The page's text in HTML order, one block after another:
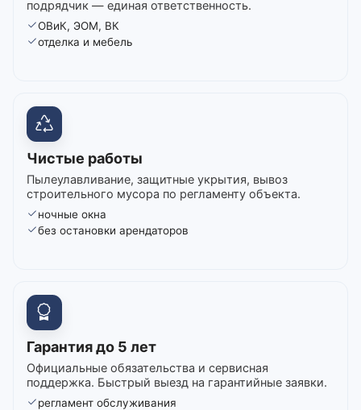
подрядчик — единая ответственность.
ОВиК, ЭОМ, ВК
отделка и мебель
Чистые работы
Пылеулавливание, защитные укрытия, вывоз
строительного мусора по регламенту объекта.
ночные окна
без остановки арендаторов
Гарантия до 5 лет
Официальные обязательства и сервисная
поддержка. Быстрый выезд на гарантийные заявки.
регламент обслуживания